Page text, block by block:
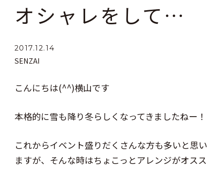
オシャレをして…
2017.12.14
SENZAI
こんにちは(^^)横山です
本格的に雪も降り冬らしくなってきましたねー！
これからイベント盛りだくさんな方も多いと思い
ますが、そんな時はちょこっとアレンジがオスス